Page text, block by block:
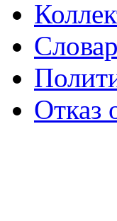
Отказ